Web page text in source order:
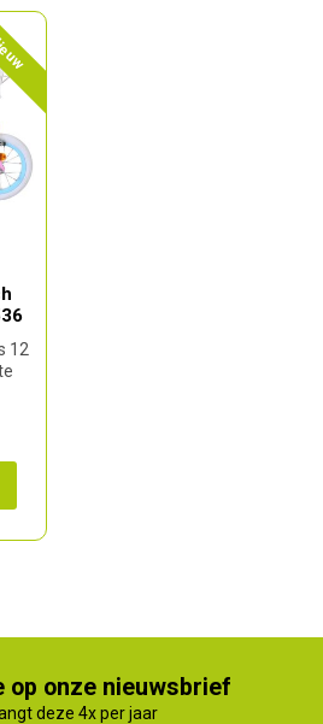
12
op onze nieuwsbrief
deze 4x per jaar